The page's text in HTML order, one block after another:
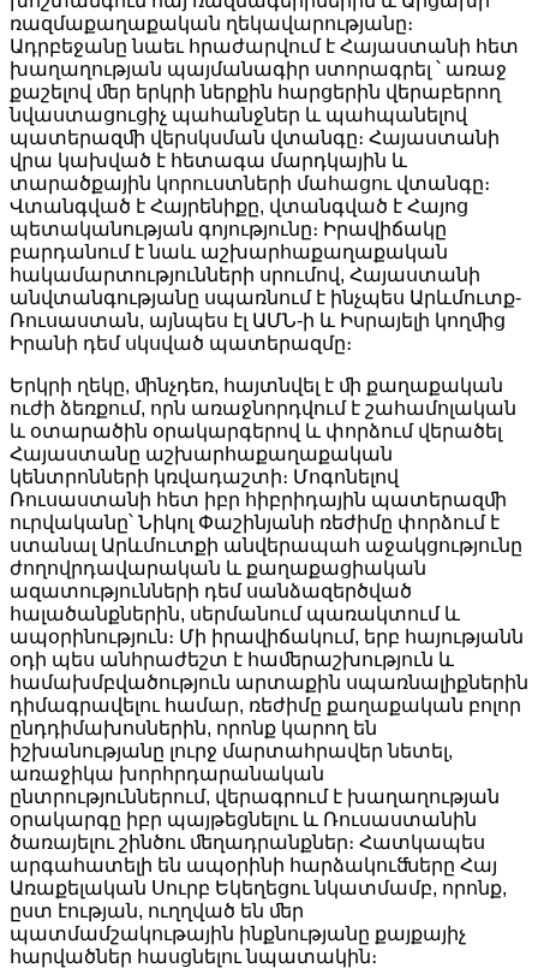
ռազմաքաղաքական ղեկավարությանը։
Ադրբեջանը նաեւ հրաժարվում է Հայաստանի հետ
խաղաղության պայմանագիր ստորագրել ՝ առաջ
քաշելով ﬔր երկրի ներքին հարցերին վերաբերող
նվաստացուցիչ պահանջներ և պահպանելով
պատերազﬕ վերսկսման վտանգը։ Հայաստանի
վրա կախված է հետագա մարդկային և
տարածքային կորուստների մահացու վտանգը։
Վտանգված է Հայրենիքը, վտանգված է Հայոց
պետականության գոյությունը։ Իրավիճակը
բարդանում է նաև աշխարհաքաղաքական
հակամարտությունների սրումով, Հայաստանի
անվտանգությանը սպառնում է ինչպես Արևմուտք-
Ռուսաստան, այնպես էլ ԱՄՆ-ի և Իսրայելի կողﬕց
Իրանի դեմ սկսված պատերազմը։
Երկրի ղեկը, ﬕնչդեռ, հայտնվել է ﬕ քաղաքական
ուժի ձեռքում, որն առաջնորդվում է շահամոլական
և օտարածին օրակարգերով և փորձում վերածել
Հայաստանը աշխարհաքաղաքական
կենտրոնների կռվադաշտի։ Մոգոնելով
Ռուսաստանի հետ իբր հիբրիդային պատերազﬕ
ուրվականը՝ Նիկոլ Փաշինյանի ռեժիմը փորձում է
ստանալ Արևմուտքի անվերապահ աջակցությունը
ժողովրդավարական և քաղաքացիական
ազատությունների դեմ սանձազերծված
հալածանքներին, սերմանում պառակտում և
ապօրինություն։ Մի իրավիճակում, երբ հայությանն
օդի պես անհրաժեշտ է հաﬔրաշխություն և
համախմբվածություն արտաքին սպառնալիքներին
դիմագրավելու համար, ռեժիմը քաղաքական բոլոր
ընդդիմախոսներին, որոնք կարող են
իշխանությանը լուրջ մարտահրավեր նետել,
առաջիկա խորհրդարանական
ընտրություններում, վերագրում է խաղաղության
օրակարգը իբր պայթեցնելու և Ռուսաստանին
ծառայելու շինծու ﬔղադրանքներ։ Հատկապես
արգահատելի են ապօրինի հարձակուﬓերը Հայ
Առաքելական Սուրբ Եկեղեցու նկատմամբ, որոնք,
ըստ էության, ուղղված են ﬔր
պատմամշակութային ինքնությանը քայքայիչ
հարվածներ հասցնելու նպատակին։